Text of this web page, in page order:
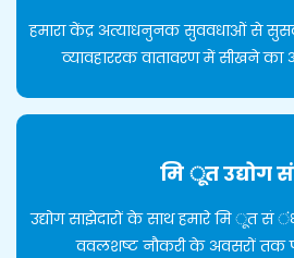
हमारा केंद्र अत्याधनुनक सुववधाओं से
व्यावहाररक वातावरण में सीखने का
मि ूत उद्योग
उद्योग साझेदारों के साथ हमारे मि ूत सं
ववलशष्ट नौकरी के अवसरों तक